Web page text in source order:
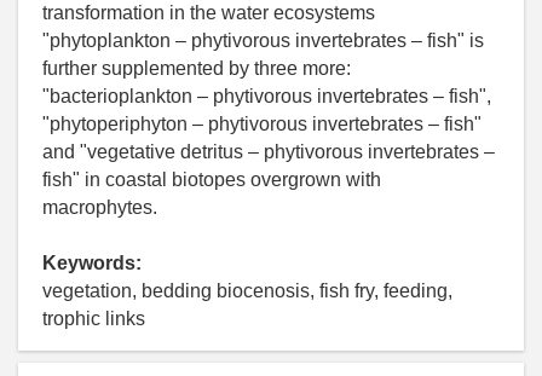
transformation in the water ecosystems
"phytoplankton – phytivorous invertebrates – fish" is
further supplemented by three more:
"bacterioplankton – phytivorous invertebrates – fish",
"phytoperiphyton – phytivorous invertebrates – fish"
and "vegetative detritus – phytivorous invertebrates –
fish" in coastal biotopes overgrown with
macrophytes.
Keywords:
vegetation, bedding biocenosis, fish fry, feeding,
trophic links